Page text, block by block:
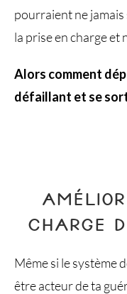
pourraient ne
la prise en charge et
Alors comment
défaillant et se
CHARGE
Même si le système
être acteur de ta